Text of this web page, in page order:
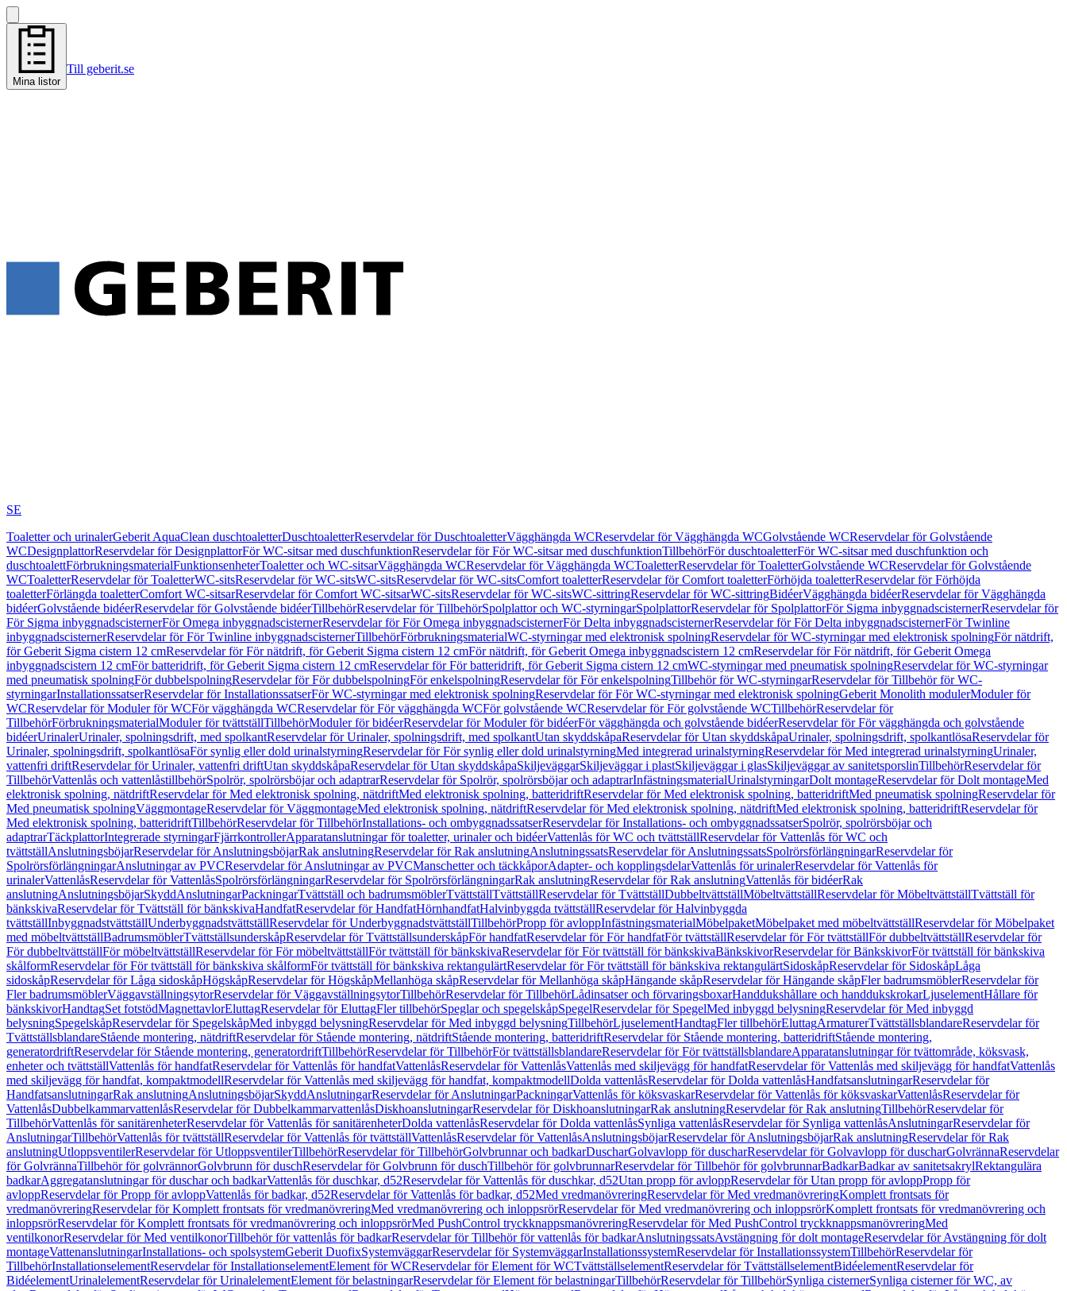
Mina listor
Till geberit.se
SE
Toaletter och urinalerGeberit AquaClean duschtoaletterDuschtoaletterReservdelar för DuschtoaletterVägghängda WCReservdelar för Vägghängda WCGolvstående WCReservdelar för Golvstående
WCDesignplattorReservdelar för DesignplattorFör WC-sitsar med duschfunktionReservdelar för För WC-sitsar med duschfunktionTillbehörFör duschtoaletterFör WC-sitsar med duschfunktion och
duschtoalettFörbrukningsmaterialFunktionsenheterToaletter och WC-sitsarVägghängda WCReservdelar för Vägghängda WCToaletterReservdelar för ToaletterGolvstående WCReservdelar för Golvstående
WCToaletterReservdelar för ToaletterWC-sitsReservdelar för WC-sitsWC-sitsReservdelar för WC-sitsComfort toaletterReservdelar för Comfort toaletterFörhöjda toaletterReservdelar för Förhöjda
toaletterFörlängda toaletterComfort WC-sitsarReservdelar för Comfort WC-sitsarWC-sitsReservdelar för WC-sitsWC-sittringReservdelar för WC-sittringBidéerVägghängda bidéerReservdelar för Vägghängda
bidéerGolvstående bidéerReservdelar för Golvstående bidéerTillbehörReservdelar för TillbehörSpolplattor och WC-styrningarSpolplattorReservdelar för SpolplattorFör Sigma inbyggnadscisternerReservdelar för
För Sigma inbyggnadscisternerFör Omega inbyggnadscisternerReservdelar för För Omega inbyggnadscisternerFör Delta inbyggnadscisternerReservdelar för För Delta inbyggnadscisternerFör Twinline
inbyggnadscisternerReservdelar för För Twinline inbyggnadscisternerTillbehörFörbrukningsmaterialWC-styrningar med elektronisk spolningReservdelar för WC-styrningar med elektronisk spolningFör nätdrift,
för Geberit Sigma cistern 12 cmReservdelar för För nätdrift, för Geberit Sigma cistern 12 cmFör nätdrift, för Geberit Omega inbyggnadscistern 12 cmReservdelar för För nätdrift, för Geberit Omega
inbyggnadscistern 12 cmFör batteridrift, för Geberit Sigma cistern 12 cmReservdelar för För batteridrift, för Geberit Sigma cistern 12 cmWC-styrningar med pneumatisk spolningReservdelar för WC-styrningar
med pneumatisk spolningFör dubbelspolningReservdelar för För dubbelspolningFör enkelspolningReservdelar för För enkelspolningTillbehör för WC-styrningarReservdelar för Tillbehör för WC-
styrningarInstallationssatserReservdelar för InstallationssatserFör WC-styrningar med elektronisk spolningReservdelar för För WC-styrningar med elektronisk spolningGeberit Monolith modulerModuler för
WCReservdelar för Moduler för WCFör vägghängda WCReservdelar för För vägghängda WCFör golvstående WCReservdelar för För golvstående WCTillbehörReservdelar för
TillbehörFörbrukningsmaterialModuler för tvättställTillbehörModuler för bidéerReservdelar för Moduler för bidéerFör vägghängda och golvstående bidéerReservdelar för För vägghängda och golvstående
bidéerUrinalerUrinaler, spolningsdrift, med spolkantReservdelar för Urinaler, spolningsdrift, med spolkantUtan skyddskåpaReservdelar för Utan skyddskåpaUrinaler, spolningsdrift, spolkantlösaReservdelar för
Urinaler, spolningsdrift, spolkantlösaFör synlig eller dold urinalstyrningReservdelar för För synlig eller dold urinalstyrningMed integrerad urinalstyrningReservdelar för Med integrerad urinalstyrningUrinaler,
vattenfri driftReservdelar för Urinaler, vattenfri driftUtan skyddskåpaReservdelar för Utan skyddskåpaSkiljeväggarSkiljeväggar i plastSkiljeväggar i glasSkiljeväggar av sanitetsporslinTillbehörReservdelar för
TillbehörVattenlås och vattenlåstillbehörSpolrör, spolrörsböjar och adaptrarReservdelar för Spolrör, spolrörsböjar och adaptrarInfästningsmaterialUrinalstyrningarDolt montageReservdelar för Dolt montageMed
elektronisk spolning, nätdriftReservdelar för Med elektronisk spolning, nätdriftMed elektronisk spolning, batteridriftReservdelar för Med elektronisk spolning, batteridriftMed pneumatisk spolningReservdelar för
Med pneumatisk spolningVäggmontageReservdelar för VäggmontageMed elektronisk spolning, nätdriftReservdelar för Med elektronisk spolning, nätdriftMed elektronisk spolning, batteridriftReservdelar för
Med elektronisk spolning, batteridriftTillbehörReservdelar för TillbehörInstallations- och ombyggnadssatserReservdelar för Installations- och ombyggnadssatserSpolrör, spolrörsböjar och
adaptrarTäckplattorIntegrerade styrningarFjärrkontrollerApparatanslutningar för toaletter, urinaler och bidéerVattenlås för WC och tvättställReservdelar för Vattenlås för WC och
tvättställAnslutningsböjarReservdelar för AnslutningsböjarRak anslutningReservdelar för Rak anslutningAnslutningssatsReservdelar för AnslutningssatsSpolrörsförlängningarReservdelar för
SpolrörsförlängningarAnslutningar av PVCReservdelar för Anslutningar av PVCManschetter och täckkåporAdapter- och kopplingsdelarVattenlås för urinalerReservdelar för Vattenlås för
urinalerVattenlåsReservdelar för VattenlåsSpolrörsförlängningarReservdelar för SpolrörsförlängningarRak anslutningReservdelar för Rak anslutningVattenlås för bidéerRak
anslutningAnslutningsböjarSkyddAnslutningarPackningarTvättställ och badrumsmöblerTvättställTvättställReservdelar för TvättställDubbeltvättställMöbeltvättställReservdelar för MöbeltvättställTvättställ för
bänkskivaReservdelar för Tvättställ för bänkskivaHandfatReservdelar för HandfatHörnhandfatHalvinbyggda tvättställReservdelar för Halvinbyggda
tvättställInbyggnadstvättställUnderbyggnadstvättställReservdelar för UnderbyggnadstvättställTillbehörPropp för avloppInfästningsmaterialMöbelpaketMöbelpaket med möbeltvättställReservdelar för Möbelpaket
med möbeltvättställBadrumsmöblerTvättställsunderskåpReservdelar för TvättställsunderskåpFör handfatReservdelar för För handfatFör tvättställReservdelar för För tvättställFör dubbeltvättställReservdelar för
För dubbeltvättställFör möbeltvättställReservdelar för För möbeltvättställFör tvättställ för bänkskivaReservdelar för För tvättställ för bänkskivaBänkskivorReservdelar för BänkskivorFör tvättställ för bänkskiva
skålformReservdelar för För tvättställ för bänkskiva skålformFör tvättställ för bänkskiva rektangulärtReservdelar för För tvättställ för bänkskiva rektangulärtSidoskåpReservdelar för SidoskåpLåga
sidoskåpReservdelar för Låga sidoskåpHögskåpReservdelar för HögskåpMellanhöga skåpReservdelar för Mellanhöga skåpHängande skåpReservdelar för Hängande skåpFler badrumsmöblerReservdelar för
Fler badrumsmöblerVäggavställningsytorReservdelar för VäggavställningsytorTillbehörReservdelar för TillbehörLådinsatser och förvaringsboxarHanddukshållare och handdukskrokarLjuselementHållare för
bänkskivorHandtagSet fotstödMagnettavlorEluttagReservdelar för EluttagFler tillbehörSpeglar och spegelskåpSpegelReservdelar för SpegelMed inbyggd belysningReservdelar för Med inbyggd
belysningSpegelskåpReservdelar för SpegelskåpMed inbyggd belysningReservdelar för Med inbyggd belysningTillbehörLjuselementHandtagFler tillbehörEluttagArmaturerTvättställsblandareReservdelar för
TvättställsblandareStående montering, nätdriftReservdelar för Stående montering, nätdriftStående montering, batteridriftReservdelar för Stående montering, batteridriftStående montering,
generatordriftReservdelar för Stående montering, generatordriftTillbehörReservdelar för TillbehörFör tvättställsblandareReservdelar för För tvättställsblandareApparatanslutningar för tvättområde, köksvask,
enheter och tvättställVattenlås för handfatReservdelar för Vattenlås för handfatVattenlåsReservdelar för VattenlåsVattenlås med skiljevägg för handfatReservdelar för Vattenlås med skiljevägg för handfatVattenlås
med skiljevägg för handfat, kompaktmodellReservdelar för Vattenlås med skiljevägg för handfat, kompaktmodellDolda vattenlåsReservdelar för Dolda vattenlåsHandfatsanslutningarReservdelar för
HandfatsanslutningarRak anslutningAnslutningsböjarSkyddAnslutningarReservdelar för AnslutningarPackningarVattenlås för köksvaskarReservdelar för Vattenlås för köksvaskarVattenlåsReservdelar för
VattenlåsDubbelkammarvattenlåsReservdelar för DubbelkammarvattenlåsDiskhoanslutningarReservdelar för DiskhoanslutningarRak anslutningReservdelar för Rak anslutningTillbehörReservdelar för
TillbehörVattenlås för sanitärenheterReservdelar för Vattenlås för sanitärenheterDolda vattenlåsReservdelar för Dolda vattenlåsSynliga vattenlåsReservdelar för Synliga vattenlåsAnslutningarReservdelar för
AnslutningarTillbehörVattenlås för tvättställReservdelar för Vattenlås för tvättställVattenlåsReservdelar för VattenlåsAnslutningsböjarReservdelar för AnslutningsböjarRak anslutningReservdelar för Rak
anslutningUtloppsventilerReservdelar för UtloppsventilerTillbehörReservdelar för TillbehörGolvbrunnar och badkarDuscharGolvavlopp för duscharReservdelar för Golvavlopp för duscharGolvrännaReservdelar
för GolvrännaTillbehör för golvrännorGolvbrunn för duschReservdelar för Golvbrunn för duschTillbehör för golvbrunnarReservdelar för Tillbehör för golvbrunnarBadkarBadkar av sanitetsakrylRektangulära
badkarAggregatanslutningar för duschar och badkarVattenlås för duschkar, d52Reservdelar för Vattenlås för duschkar, d52Utan propp för avloppReservdelar för Utan propp för avloppPropp för
avloppReservdelar för Propp för avloppVattenlås för badkar, d52Reservdelar för Vattenlås för badkar, d52Med vredmanövreringReservdelar för Med vredmanövreringKomplett frontsats för
vredmanövreringReservdelar för Komplett frontsats för vredmanövreringMed vredmanövrering och inloppsrörReservdelar för Med vredmanövrering och inloppsrörKomplett frontsats för vredmanövrering och
inloppsrörReservdelar för Komplett frontsats för vredmanövrering och inloppsrörMed PushControl tryckknappsmanövreringReservdelar för Med PushControl tryckknappsmanövreringMed
ventilkonorReservdelar för Med ventilkonorTillbehör för vattenlås för badkarReservdelar för Tillbehör för vattenlås för badkarAnslutningssatsAvstängning för dolt montageReservdelar för Avstängning för dolt
montageVattenanslutningarInstallations- och spolsystemGeberit DuofixSystemväggarReservdelar för SystemväggarInstallationssystemReservdelar för InstallationssystemTillbehörReservdelar för
TillbehörInstallationselementReservdelar för InstallationselementElement för WCReservdelar för Element för WCTvättställselementReservdelar för TvättställselementBidéelementReservdelar för
BidéelementUrinalelementReservdelar för UrinalelementElement för belastningarReservdelar för Element för belastningarTillbehörReservdelar för TillbehörSynliga cisternerSynliga cisterner för WC, av